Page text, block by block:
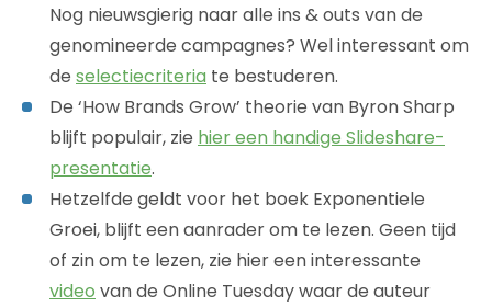
Nog nieuwsgierig naar alle ins & outs van de
genomineerde campagnes? Wel interessant om
de selectiecriteria te bestuderen.
De ‘How Brands Grow’ theorie van Byron Sharp
blijft populair, zie hier een handige Slideshare-
presentatie.
Hetzelfde geldt voor het boek Exponentiele
Groei, blijft een aanrader om te lezen. Geen tijd
of zin om te lezen, zie hier een interessante
video van de Online Tuesday waar de auteur